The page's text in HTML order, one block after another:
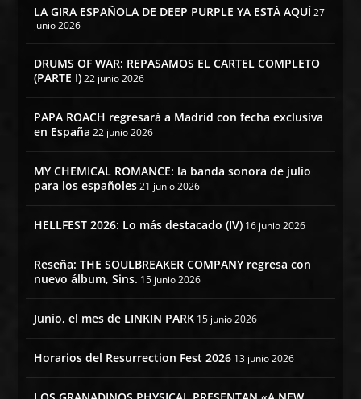
LA GIRA ESPAÑOLA DE DEEP PURPLE YA ESTÁ AQUÍ27
junio 2026
DRUMS OF WAR: REPASAMOS EL CARTEL COMPLETO
(PARTE I) 22 junio 2026
PAPA ROACH regresará a Madrid con fecha exclusiva
en España 22 junio 2026
MY CHEMICAL ROMANCE: la banda sonora de julio
para los españoles 21 junio 2026
HELLFEST 2026: Lo más destacado (IV) 16 junio 2026
Reseña: THE SOULBREAKER COMPANY regresa con
nuevo álbum, Sins. 15 junio 2026
Junio, el mes de LINKIN PARK 15 junio 2026
Horarios del Resurrection Fest 2026 13 junio 2026